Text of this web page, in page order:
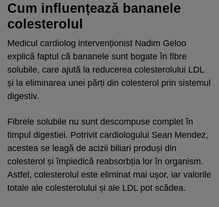
Cum influențează bananele
colesterolul
Medicul cardiolog intervenționist Nadim Geloo
explică faptul că bananele sunt bogate în fibre
solubile, care ajută la reducerea colesterolului LDL
și la eliminarea unei părți din colesterol prin sistemul
digestiv.
Fibrele solubile nu sunt descompuse complet în
timpul digestiei. Potrivit cardiologului Sean Mendez,
acestea se leagă de acizii biliari produși din
colesterol și împiedică reabsorbția lor în organism.
Astfel, colesterolul este eliminat mai ușor, iar valorile
totale ale colesterolului și ale LDL pot scădea.